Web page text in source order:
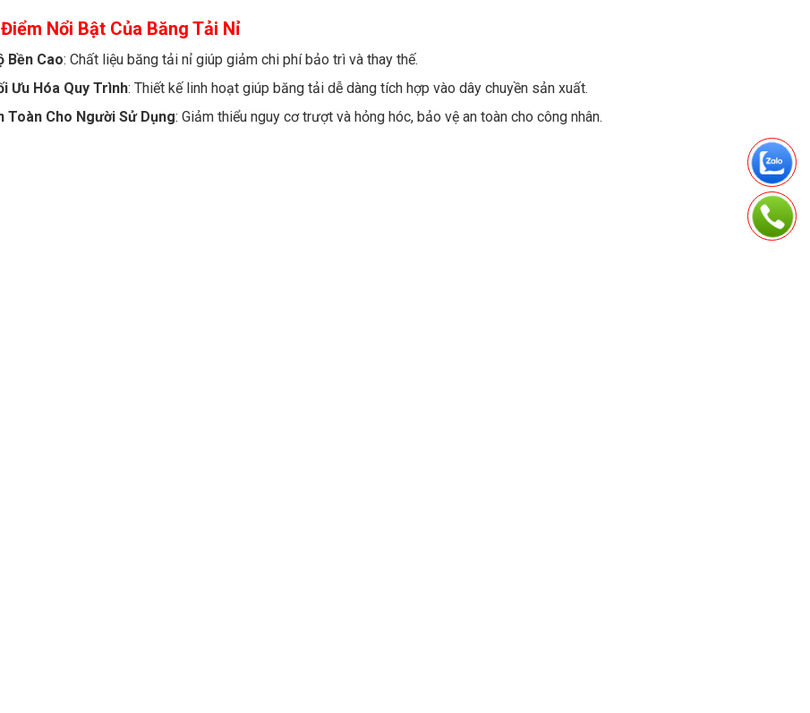
Nổi Bật Của Băng Tải Nỉ
Bền Cao: Chất liệu băng tải nỉ giúp giảm chi phí bảo trì và thay thế.
Ưu Hóa Quy Trình: Thiết kế linh hoạt giúp băng tải dễ dàng tích hợp vào dây chuyền sản xuất.
Toàn Cho Người Sử Dụng: Giảm thiểu nguy cơ trượt và hỏng hóc, bảo vệ an toàn cho công nhân.